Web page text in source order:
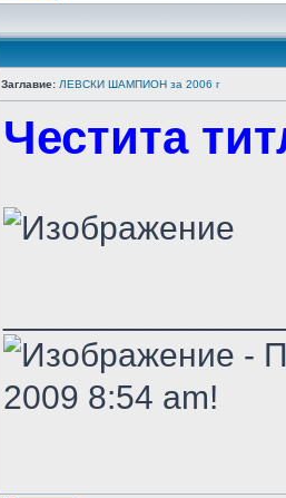
Заглавие: ЛЕВСКИ ШАМПИОН за 2006 г
Честита
-
2009 8:54 am!